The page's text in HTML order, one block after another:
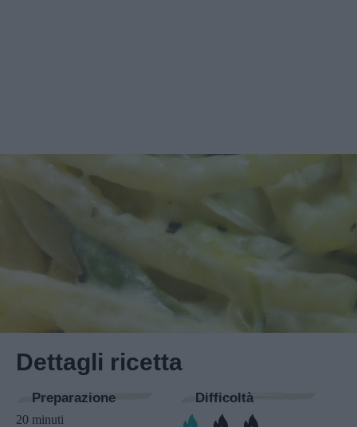
Dettagli ricetta
Preparazione
20 minuti
Difficoltà